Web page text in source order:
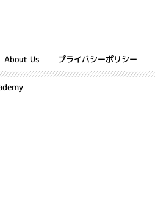
About Us プライバシーポリシー